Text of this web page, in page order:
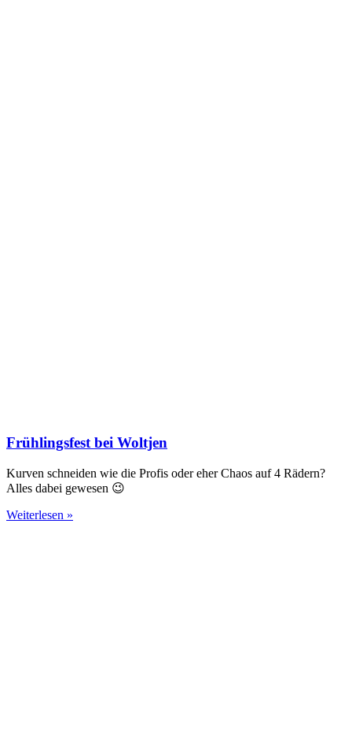
Frühlingsfest bei Woltjen
Kurven schneiden wie die Profis oder eher Chaos auf 4 Rädern?
Alles dabei gewesen 😉
Weiterlesen »